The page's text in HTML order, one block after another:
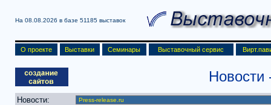
На 08.08.2026 в базе 51185 выставок
О проекте Выставки Семинары Выставочный сервис
Новости
Новости: